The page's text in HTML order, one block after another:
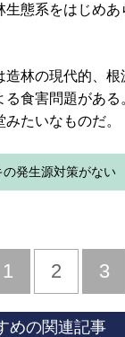
生態系をはじめ
林の現代的、根
る食害問題があ
たいなものだ。
発生源対策がない
前
1 2 3
めの関連記事